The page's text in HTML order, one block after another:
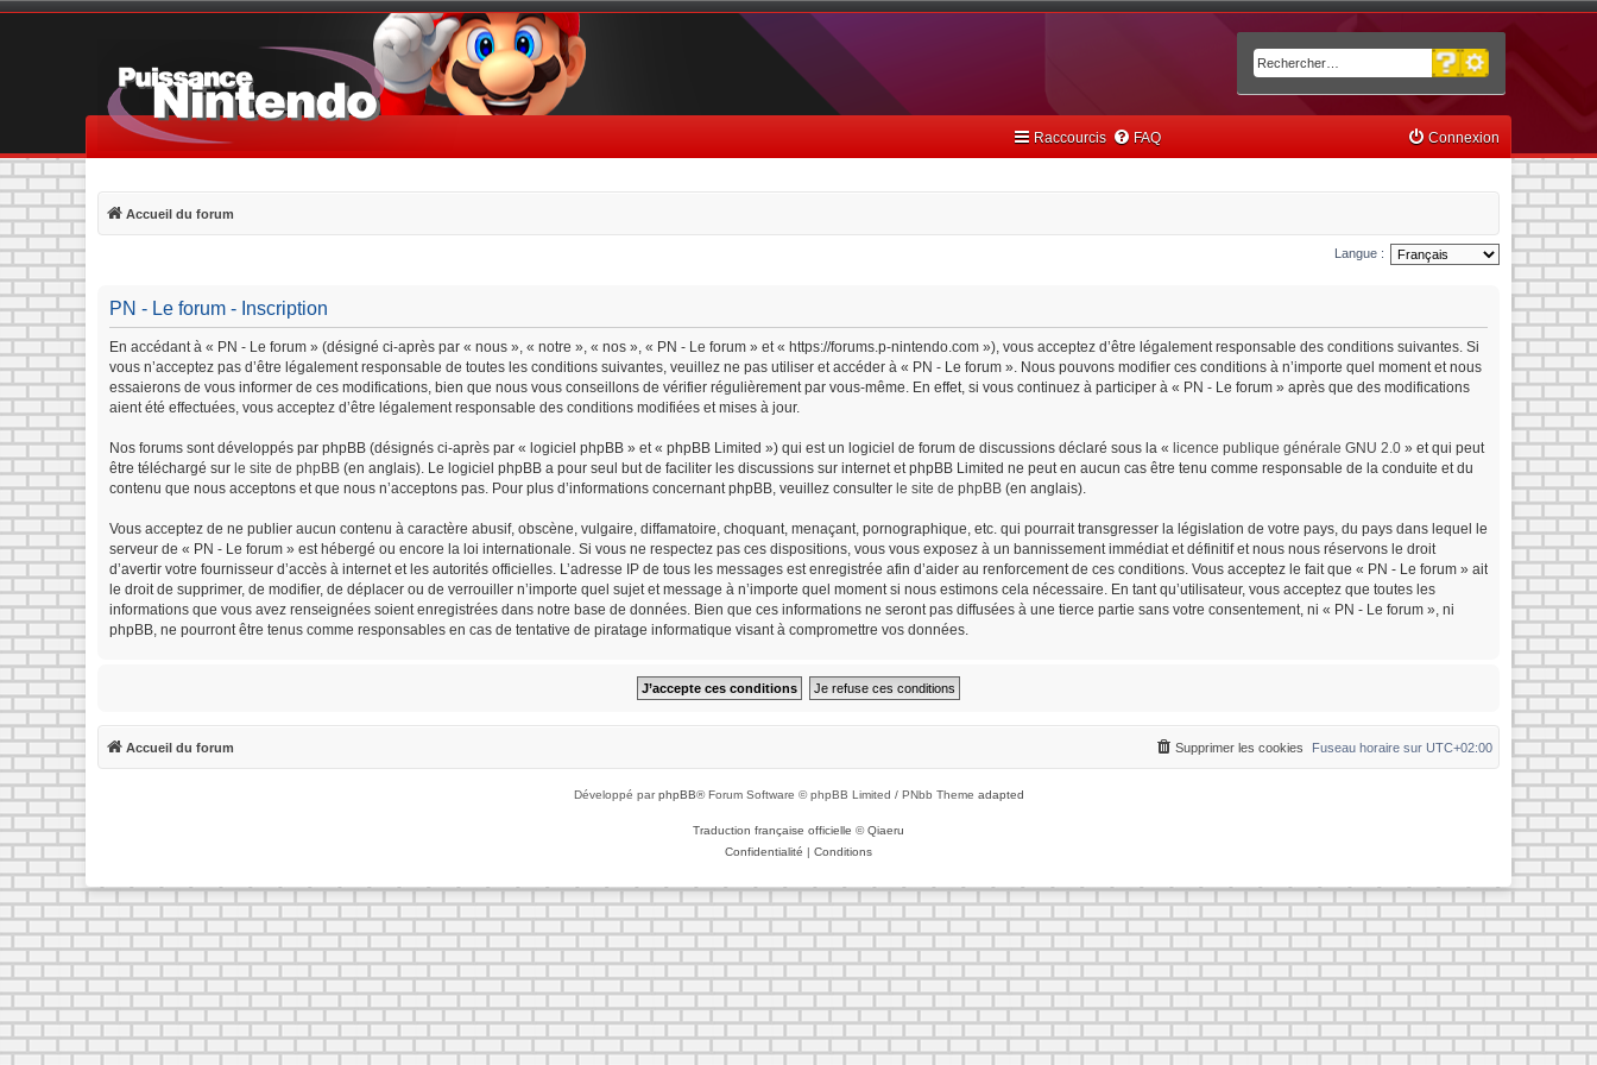
Rechercher
Recherche avancée
Raccourcis FAQ Connexion
Accueil du forum
Langue :
PN - Le forum - Inscription
En accédant à « PN - Le forum » (désigné ci-après par « nous », « notre », « nos », « PN - Le forum » et « https://forums.p-nintendo.com »), vous acceptez d’être légalement responsable des conditions suivantes. Si
vous n’acceptez pas d’être légalement responsable de toutes les conditions suivantes, veuillez ne pas utiliser et accéder à « PN - Le forum ». Nous pouvons modifier ces conditions à n’importe quel moment et nous
essaierons de vous informer de ces modifications, bien que nous vous conseillons de vérifier régulièrement par vous-même. En effet, si vous continuez à participer à « PN - Le forum » après que des modifications
aient été effectuées, vous acceptez d’être légalement responsable des conditions modifiées et mises à jour.
Nos forums sont développés par phpBB (désignés ci-après par « logiciel phpBB » et « phpBB Limited ») qui est un logiciel de forum de discussions déclaré sous la « licence publique générale GNU 2.0 » et qui peut
être téléchargé sur le site de phpBB (en anglais). Le logiciel phpBB a pour seul but de faciliter les discussions sur internet et phpBB Limited ne peut en aucun cas être tenu comme responsable de la conduite et du
contenu que nous acceptons et que nous n’acceptons pas. Pour plus d’informations concernant phpBB, veuillez consulter le site de phpBB (en anglais).
Vous acceptez de ne publier aucun contenu à caractère abusif, obscène, vulgaire, diffamatoire, choquant, menaçant, pornographique, etc. qui pourrait transgresser la législation de votre pays, du pays dans lequel le
serveur de « PN - Le forum » est hébergé ou encore la loi internationale. Si vous ne respectez pas ces dispositions, vous vous exposez à un bannissement immédiat et définitif et nous nous réservons le droit
d’avertir votre fournisseur d’accès à internet et les autorités officielles. L’adresse IP de tous les messages est enregistrée afin d’aider au renforcement de ces conditions. Vous acceptez le fait que « PN - Le forum » ait
le droit de supprimer, de modifier, de déplacer ou de verrouiller n’importe quel sujet et message à n’importe quel moment si nous estimons cela nécessaire. En tant qu’utilisateur, vous acceptez que toutes les
informations que vous avez renseignées soient enregistrées dans notre base de données. Bien que ces informations ne seront pas diffusées à une tierce partie sans votre consentement, ni « PN - Le forum », ni
phpBB, ne pourront être tenus comme responsables en cas de tentative de piratage informatique visant à compromettre vos données.
Accueil du forum Fuseau horaire sur UTC+02:00
Supprimer les cookies
Développé parphpBB® Forum Software © phpBB Limited / PNbb Theme adapted
Traduction française officielle ©Qiaeru
Confidentialité | Conditions